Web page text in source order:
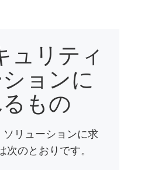
ュリティ
ョンに
もの
ソリューションに求
のとおりです。